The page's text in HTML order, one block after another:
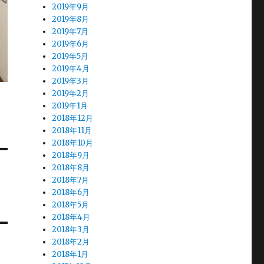
2019年9月
2019年8月
2019年7月
2019年6月
2019年5月
2019年4月
2019年3月
2019年2月
2019年1月
2018年12月
2018年11月
2018年10月
2018年9月
2018年8月
2018年7月
2018年6月
2018年5月
2018年4月
2018年3月
2018年2月
2018年1月